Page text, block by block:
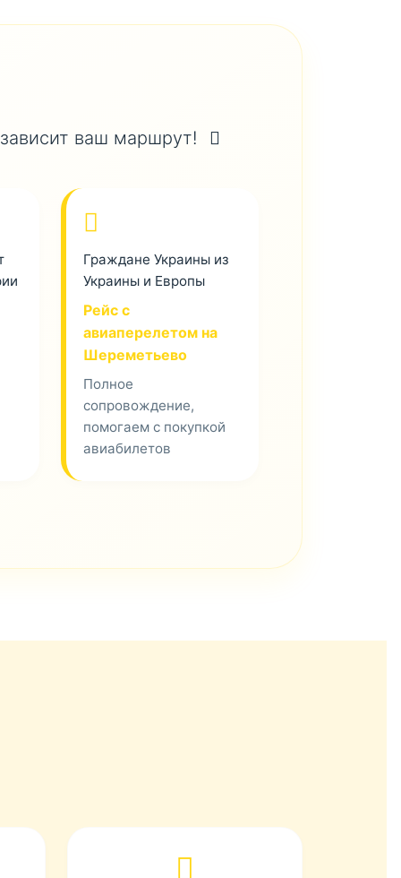
ваш маршрут!
Граждане Украины из
Украины и Европы
Рейс с
авиаперелетом на
Шереметьево
Полное
сопровождение,
помогаем с покупкой
авиабилетов